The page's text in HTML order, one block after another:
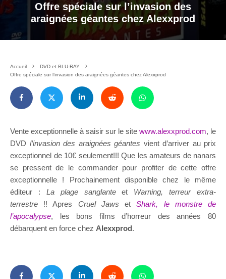
Offre spéciale sur l’invasion des
araignées géantes chez Alexxprod
Accueil
DVD et BLU-RAY
Offre spéciale sur l’invasion des araignées géantes chez Alexxprod
Vente exceptionnelle à saisir sur le site www.alexxprod.com, le
DVD l’invasion des araignées géantes vient d’arriver au prix
exceptionnel de 10€ seulement!!! Que les amateurs de nanars
se pressent de le commander pour profiter de cette offre
exceptionnelle ! Prochainement disponible chez le même
éditeur : La plage sanglanteet Warning, terreur extra-
terrestre !! Apres Cruel Jaws etShark, le monstre de
l’apocalypse, les bons films d’horreur des années 80
débarquent en force chez Alexxprod.